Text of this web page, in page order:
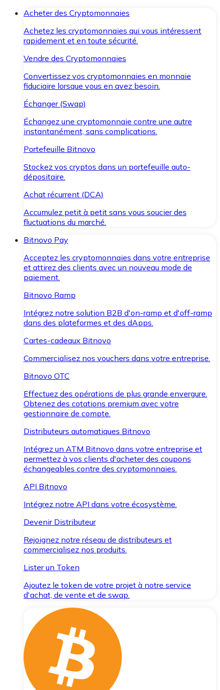
Acheter des Cryptomonnaies
Achetez les cryptomonnaies qui vous intéressent
rapidement et en toute sécurité.
Vendre des Cryptomonnaies
Convertissez vos cryptomonnaies en monnaie
fiduciaire lorsque vous en avez besoin.
Échanger (Swap)
Échangez une cryptomonnaie contre une autre
instantanément, sans complications.
Portefeuille Bitnovo
Stockez vos cryptos dans un portefeuille auto-
dépositaire.
Achat récurrent (DCA)
Accumulez petit à petit sans vous soucier des
fluctuations du marché.
Bitnovo Pay
Acceptez les cryptomonnaies dans votre entreprise
et attirez des clients avec un nouveau mode de
paiement.
Bitnovo Ramp
Intégrez notre solution B2B d'on-ramp et d'off-ramp
dans des plateformes et des dApps.
Cartes-cadeaux Bitnovo
Commercialisez nos vouchers dans votre entreprise.
Bitnovo OTC
Effectuez des opérations de plus grande envergure.
Obtenez des cotations premium avec votre
gestionnaire de compte.
Distributeurs automatiques Bitnovo
Intégrez un ATM Bitnovo dans votre entreprise et
permettez à vos clients d'acheter des coupons
échangeables contre des cryptomonnaies.
API Bitnovo
Intégrez notre API dans votre écosystème.
Devenir Distributeur
Rejoignez notre réseau de distributeurs et
commercialisez nos produits.
Lister un Token
Ajoutez le token de votre projet à notre service
d'achat, de vente et de swap.